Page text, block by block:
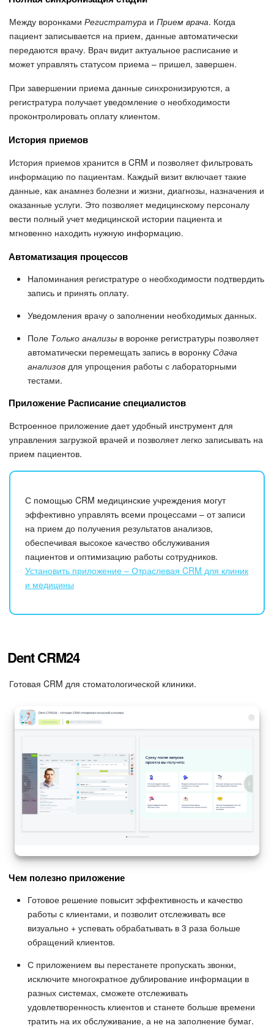
Виджет сотрудника
Телефония
Филиальная сеть
Общие вопросы
Битрикс24 в коробке
Изменения в статьях (архив)
Между воронками Регистратура и Прием врача. Когда
пациент записывается на прием, данные автоматически
передаются врачу. Врач видит актуальное расписание и
может управлять статусом приема – пришел, завершен.
При завершении приема данные синхронизируются, а
регистратура получает уведомление о необходимости
проконтролировать оплату клиентом.
История приемов
История приемов хранится в CRM и позволяет фильтровать
информацию по пациентам. Каждый визит включает такие
данные, как анамнез болезни и жизни, диагнозы, назначения и
оказанные услуги. Это позволяет медицинскому персоналу
вести полный учет медицинской истории пациента и
мгновенно находить нужную информацию.
Автоматизация процессов
Напоминания регистратуре о необходимости подтвердить
запись и принять оплату.
Уведомления врачу о заполнении необходимых данных.
Поле Только анализы в воронке регистратуры позволяет
автоматически перемещать запись в воронку Сдача
анализов для упрощения работы с лабораторными
тестами.
Приложение Расписание специалистов
Встроенное приложение дает удобный инструмент для
управления загрузкой врачей и позволяет легко записывать на
прием пациентов.
С помощью CRM медицинские учреждения могут
эффективно управлять всеми процессами – от записи
на прием до получения результатов анализов,
обеспечивая высокое качество обслуживания
пациентов и оптимизацию работы сотрудников.
Установить приложение – Отраслевая CRM для клиник
и медицины
Dent CRM24
Готовая CRM для стоматологической клиники.
Чем полезно приложение
Готовое решение повысит эффективность и качество
работы с клиентами, и позволит отслеживать все
визуально + успевать обрабатывать в 3 раза больше
обращений клиентов.
С приложением вы перестанете пропускать звонки,
исключите многократное дублирование информации в
разных системах, сможете отслеживать
удовлетворенность клиентов и станете больше времени
тратить на их обслуживание, а не на заполнение бумаг.